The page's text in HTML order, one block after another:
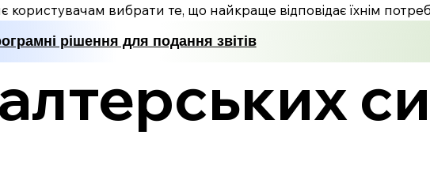
вибрати те, що найкраще відповідає їхнім
рішення для подання звітів